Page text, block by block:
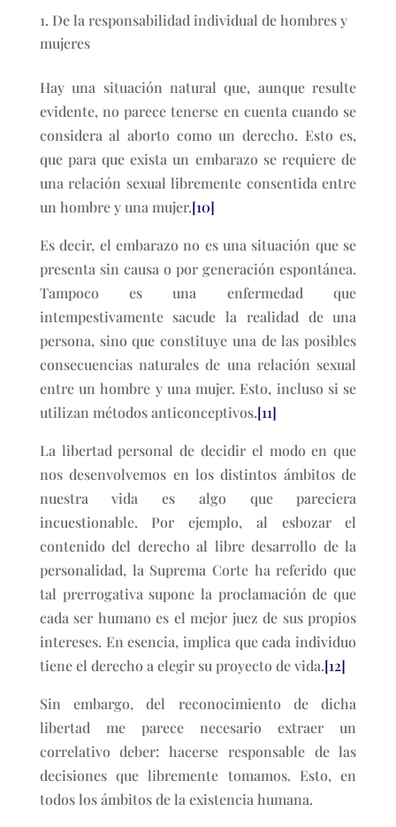
De la responsabilidad individual de hombres y
mujeres
Hay una situación natural que, aunque resulte
evidente, no parece tenerse en cuenta cuando se
considera al aborto como un derecho. Esto es,
que para que exista un embarazo se requiere de
una relación sexual libremente consentida entre
un hombre y una mujer.[10]
Es decir, el embarazo no es una situación que se
presenta sin causa o por generación espontánea.
Tampoco es una enfermedad que
intempestivamente sacude la realidad de una
persona, sino que constituye una de las posibles
consecuencias naturales de una relación sexual
entre un hombre y una mujer. Esto, incluso si se
utilizan métodos anticonceptivos.[11]
La libertad personal de decidir el modo en que
nos desenvolvemos en los distintos ámbitos de
nuestra vida es algo que pareciera
incuestionable. Por ejemplo, al esbozar el
contenido del derecho al libre desarrollo de la
personalidad, la Suprema Corte ha referido que
tal prerrogativa supone la proclamación de que
cada ser humano es el mejor juez de sus propios
intereses. En esencia, implica que cada individuo
tiene el derecho a elegir su proyecto de vida.[12]
Sin embargo, del reconocimiento de dicha
libertad me parece necesario extraer un
correlativo deber: hacerse responsable de las
decisiones que libremente tomamos. Esto, en
todos los ámbitos de la existencia humana.